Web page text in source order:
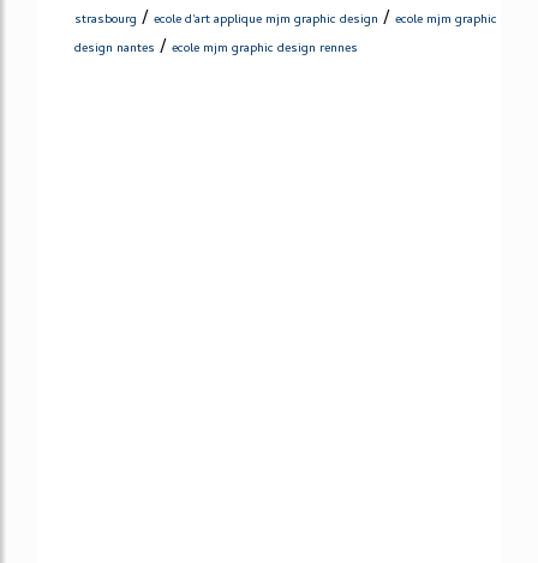
strasbourg / ecole d'art applique mjm graphic design / ecole mjm graphic
design nantes / ecole mjm graphic design rennes